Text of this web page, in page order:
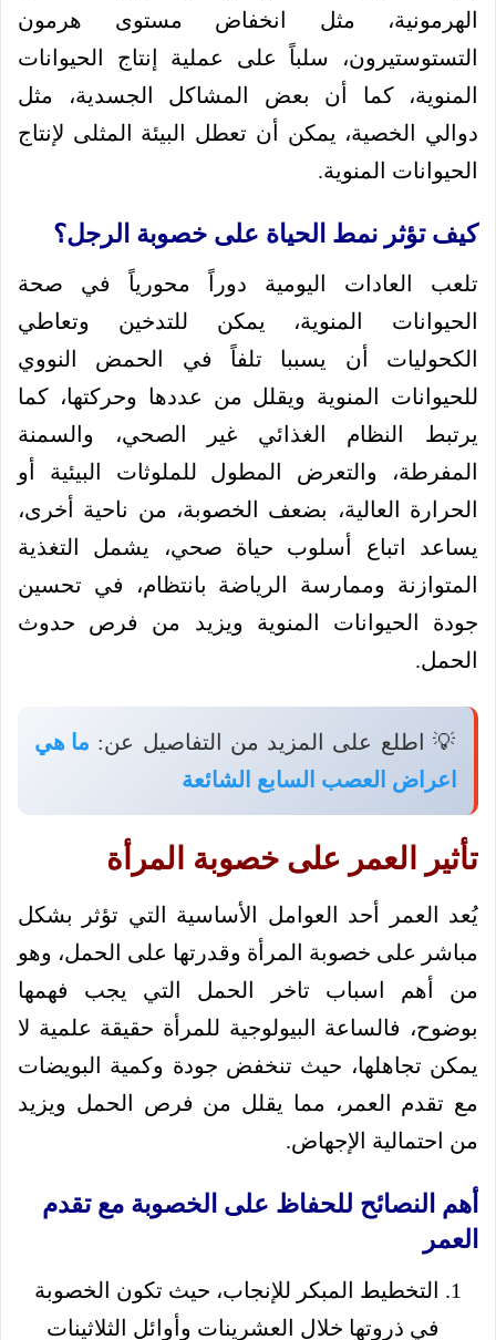
الهرمونية، مثل انخفاض مستوى هرمون
التستوستيرون، سلباً على عملية إنتاج الحيوانات
المنوية، كما أن بعض المشاكل الجسدية، مثل
دوالي الخصية، يمكن أن تعطل البيئة المثلى لإنتاج
الحيوانات المنوية.
كيف تؤثر نمط الحياة على خصوبة الرجل؟
تلعب العادات اليومية دوراً محورياً في صحة
الحيوانات المنوية، يمكن للتدخين وتعاطي
الكحوليات أن يسببا تلفاً في الحمض النووي
للحيوانات المنوية ويقلل من عددها وحركتها، كما
يرتبط النظام الغذائي غير الصحي، والسمنة
المفرطة، والتعرض المطول للملوثات البيئية أو
الحرارة العالية، بضعف الخصوبة، من ناحية أخرى،
يساعد اتباع أسلوب حياة صحي، يشمل التغذية
المتوازنة وممارسة الرياضة بانتظام، في تحسين
جودة الحيوانات المنوية ويزيد من فرص حدوث
الحمل.
💡 اطلع على المزيد من التفاصيل عن: ما هي
اعراض العصب السابع الشائعة
تأثير العمر على خصوبة المرأة
يُعد العمر أحد العوامل الأساسية التي تؤثر بشكل
مباشر على خصوبة المرأة وقدرتها على الحمل، وهو
من أهم اسباب تاخر الحمل التي يجب فهمها
بوضوح، فالساعة البيولوجية للمرأة حقيقة علمية لا
يمكن تجاهلها، حيث تنخفض جودة وكمية البويضات
مع تقدم العمر، مما يقلل من فرص الحمل ويزيد
من احتمالية الإجهاض.
أهم النصائح للحفاظ على الخصوبة مع تقدم
العمر
التخطيط المبكر للإنجاب، حيث تكون الخصوبة
في ذروتها خلال العشرينات وأوائل الثلاثينات